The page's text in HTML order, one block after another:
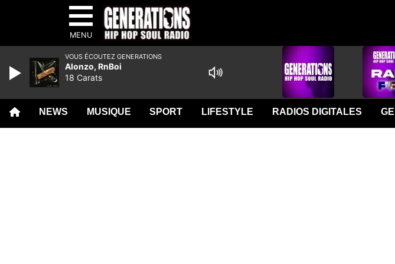
MENU
NEWS MUSIQUE SPORT LIFESTYLE RADIOS DIGITALES
VOUS ÉCOUTEZ GENERATIONS
Alonzo, RnBoi
18 Carats